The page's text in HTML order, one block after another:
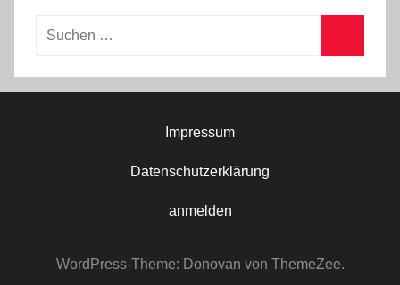
Suchen
Impressum
Datenschutzerklärung
anmelden
WordPress-Theme: Donovan von ThemeZee.